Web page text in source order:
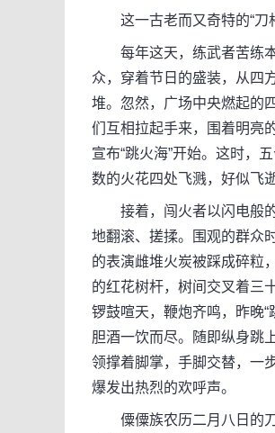
这一古老而又奇特的“刀杆
每年这天，练武者苦练本
众，穿着节日的盛装，从四
堆。忽然，广场中央燃起的
们互相拉起手来，围着明亮
宣布“跳火海”开始。这时，
数的火花四处飞溅，好似飞
接着，闯火者以闪电般的
地翻滚、搓揉。围观的群众
的表演雌堆火炭被踩成碎粒
的红花树杆，树间交叉着三
锣鼓喧天，鞭炮齐鸣，昨晚
胆酒一饮而尽。随即纵身跳
领撑着脚掌，手脚交替，一
爆发出热烈的欢呼声。
僳僳族农历二月八日的刀